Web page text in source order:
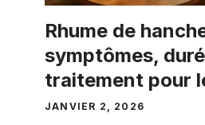
Rhume de
symptômes,
traitement pour
JANVIER 2, 2026